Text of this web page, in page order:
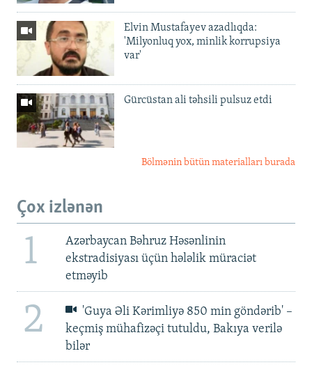
Elvin Mustafayev azadlıqda:
'Milyonluq yox, minlik korrupsiya
var'
Gürcüstan ali təhsili pulsuz etdi
Bölmənin bütün materialları burada
Çox izlənən
1
Azərbaycan Bəhruz Həsənlinin
ekstradisiyası üçün hələlik müraciət
etməyib
2
'Guya Əli Kərimliyə 850 min göndərib' –
keçmiş mühafizəçi tutuldu, Bakıya verilə
bilər